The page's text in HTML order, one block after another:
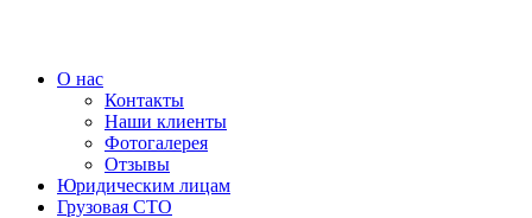
О нас
Контакты
Наши клиенты
Фотогалерея
Отзывы
Юридическим лицам
Грузовая СТО